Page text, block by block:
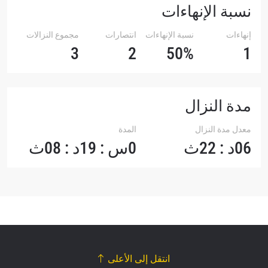
نسبة الإنهاءات
إنهاءات
1
نسبة الإنهاءات
50%
انتصارات
2
مجموع النزالات
3
مدة النزال
معدل مدة النزال
06د : 22ث
المدة
0س : 19د : 08ث
انتقل إلى الأعلى